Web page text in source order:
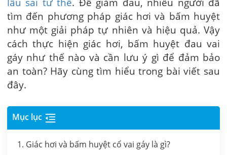
tìm đến phương pháp giác hơi và bấm huyệt
như một giải pháp tự nhiên và hiệu quả. Vậy
cách thực hiện giác hơi, bấm huyệt đau vai
gáy như thế nào và cần lưu ý gì để đảm bảo
an toàn? Hãy cùng tìm hiểu trong bài viết sau
đây.
Mục lục
1. Giác hơi và bấm huyệt cổ vai gáy là gì?